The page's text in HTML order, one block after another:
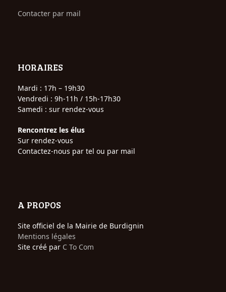
Contacter par mail
HORAIRES
Mardi : 17h – 19h30
Vendredi : 9h-11h / 15h-17h30
Samedi : sur rendez-vous
Rencontrez les élus
Sur rendez-vous
Contactez-nous par tel ou par mail
A PROPOS
Site officiel de la Mairie de Burdignin
Mentions légales
Site créé par C To Com